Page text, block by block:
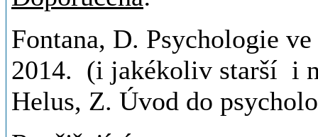
Fontana, D. Psychologie
2014. (i jakékoliv starší i
Helus, Z. Úvod do